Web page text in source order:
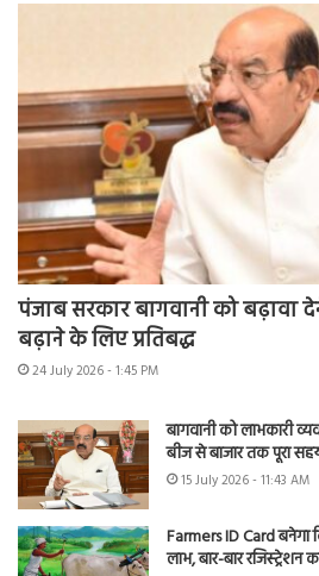
पंजाब सरकार बागवानी को बढ़ावा
बढ़ाने के लिए प्रतिबद्ध
24 July 2026 - 1:45 PM
बागवानी को लाभकारी
बीज से बाजार तक पूरा
15 July 2026 - 11:43 AM
Farmers ID Card बनेगा
लाभ, बार-बार